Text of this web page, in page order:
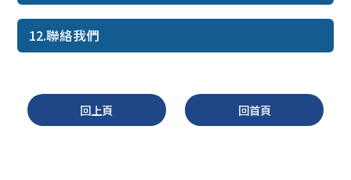
12.聯絡我們
回上頁 回首頁